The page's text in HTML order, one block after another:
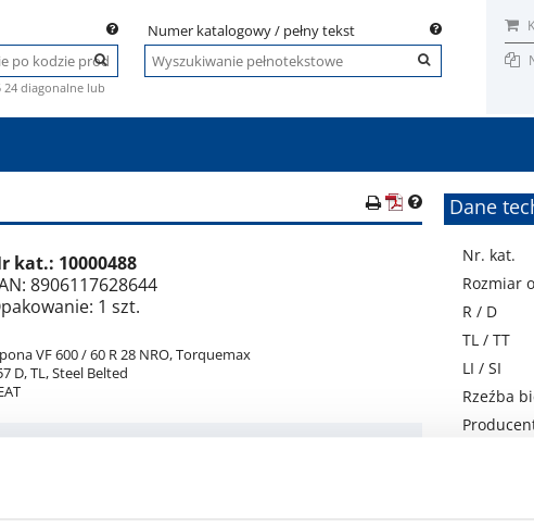
Numer katalogowy / pełny tekst
diagonalne lub
kat.: 10000488
8906117628644
1 szt.
VF 600 / 60 R 28 NRO, Torquemax
D, TL, Steel Belted
Dane
Nr. kat.
Rozmiar
R / D
TL / TT
LI / SI
Rzeźba